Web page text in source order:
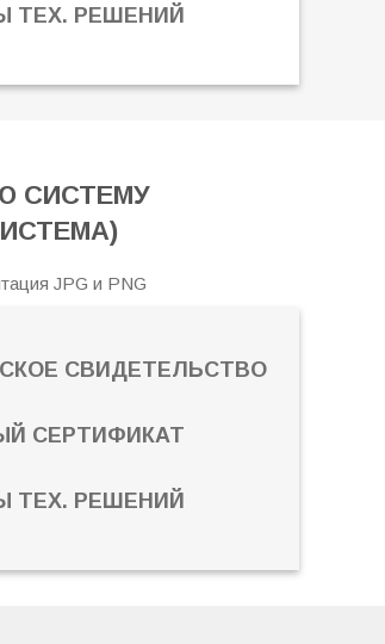
ТЕХ. РЕШЕНИЙ
СИСТЕМУ
JPG и PNG
СВИДЕТЕЛЬСТВО
СЕРТИФИКАТ
ТЕХ. РЕШЕНИЙ